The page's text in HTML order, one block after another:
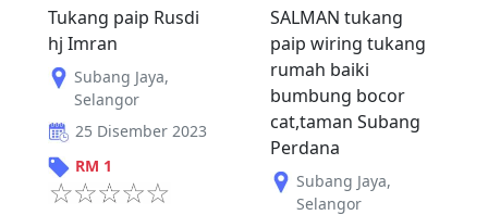
Tukang paip Rusdi
hj Imran
Subang Jaya,
Selangor
25 Disember 2023
RM 1
SALMAN tukang
paip wiring tukang
rumah baiki
bumbung bocor
cat,taman Subang
Perdana
Subang Jaya,
Selangor